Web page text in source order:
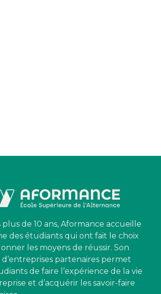
plus de 10 ans, Aformance accueille
des étudiants qui ont fait le choix
les moyens de réussir. Son
d’entreprises partenaires permet
de faire l’expérience de la vie
et d’acquérir les savoir-faire